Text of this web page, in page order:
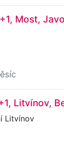
Most,
Litvínov,
Litvínov